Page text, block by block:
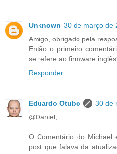
Unknown 30 de março de
Amigo, obrigado pela
Então o primeiro
se refere ao firmware
Responder
Eduardo Otubo
30 de
@Daniel,
O Comentário do Michael
post que falava da